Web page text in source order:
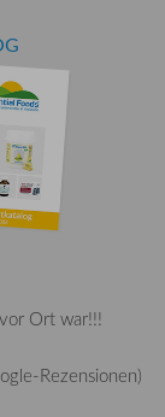
Ort war!!!
Rezensionen)